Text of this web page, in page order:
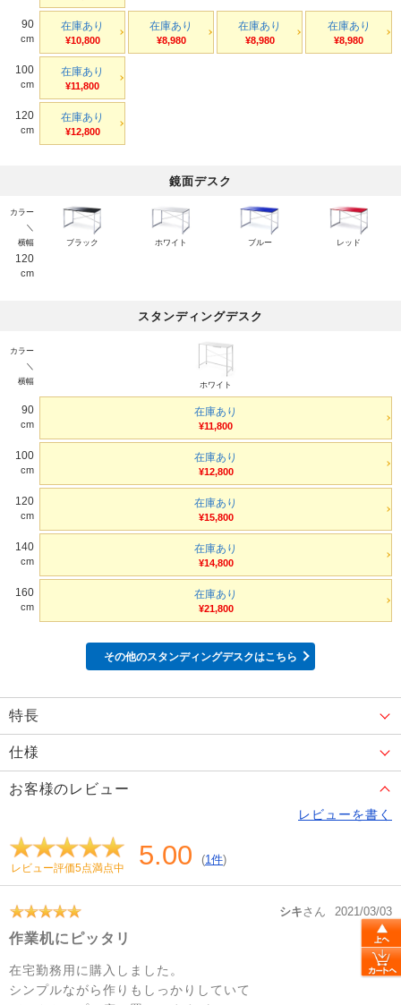
90
cm
在庫あり
¥10,800
在庫あり
¥8,980
在庫あり
¥8,980
在庫あり
¥8,980
100
cm
在庫あり
¥11,800
120
cm
在庫あり
¥12,800
鏡面デスク
カラー
＼
横幅
ブラック ホワイト ブルー レッド
120
cm
スタンディングデスク
カラー
＼
横幅
ホワイト
90
cm
在庫あり
¥11,800
100
cm
在庫あり
¥12,800
120
cm
在庫あり
¥15,800
140
cm
在庫あり
¥14,800
160
cm
在庫あり
¥21,800
その他のスタンディングデスクはこちら
特長
仕様
お客様のレビュー
レビューを書く
レビュー評価5点満点中 5.00 (1件)
シキさん 2021/03/03
作業机にピッタリ
在宅勤務用に購入しました。
シンプルながら作りもしっかりしていて